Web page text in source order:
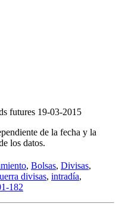
futures 19-03-2015
de la fecha y la
los datos.
, Bolsas, Divisas,
divisas, intradía,
182